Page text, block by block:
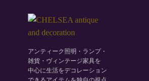
アンティーク照明・ランプ・
雑貨・ヴィンテージ家具を
中心に生活をデコレーション